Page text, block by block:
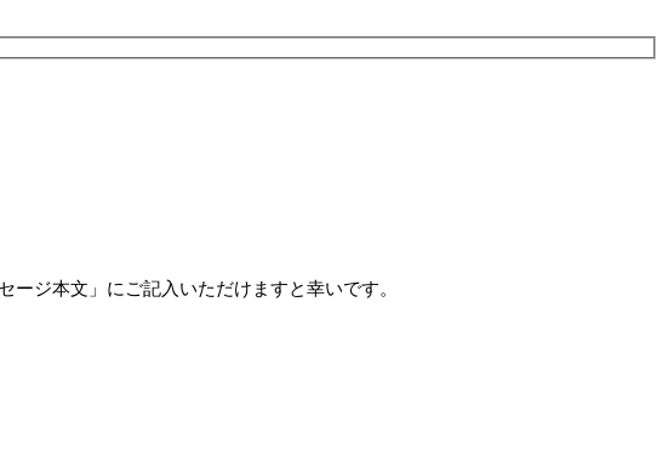
ジ本文」にご記入いただけますと幸いです。